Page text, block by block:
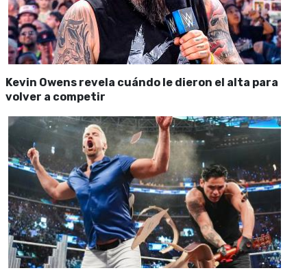
Kevin Owens revela cuándo le dieron el alta para
volver a competir